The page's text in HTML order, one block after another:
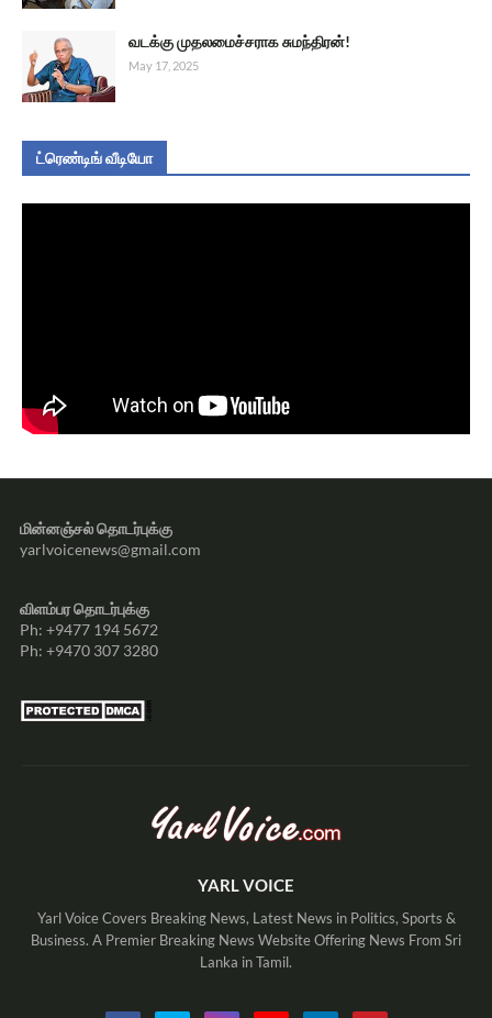
வடக்கு முதலமைச்சராக சுமந்திரன்!
May 17, 2025
ட்ரெண்டிங் வீடியோ
மின்னஞ்சல் தொடர்புக்கு
yarlvoicenews@gmail.com
விளம்பர தொடர்புக்கு
Ph: +9477 194 5672
Ph: +9470 307 3280
YARL VOICE
Yarl Voice Covers Breaking News, Latest News in Politics, Sports &
Business. A Premier Breaking News Website Offering News From Sri
Lanka in Tamil.